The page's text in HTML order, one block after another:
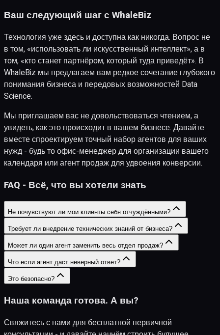
Ваш следующий шаг с WhaleBiz
Технология уже здесь и доступна как никогда. Вопрос не
в том, «использовать ли искусственный интеллект», а в
том, «кто станет партнёром, который туда приведёт». В
WhaleBiz мы предлагаем вам редкое сочетание глубокого
понимания бизнеса и передовых возможностей Data
Science.
Мы приглашаем вас не довольствоваться чтением, а
увидеть, как это происходит в вашем бизнесе. Давайте
вместе спроектируем точный набор агентов для ваших
нужд - будь то офис-менеджер для организации вашего
календаря или агент продаж для удвоения конверсии.
FAQ - Всё, что вы хотели знать
Не почувствуют ли мои клиенты себя отчуждёнными?
Требует ли внедрение технических знаний от бизнеса?
Может ли один агент заменить весь отдел продаж?
Что если агент даст неверный ответ?
Это безопасно?
Наша команда готова. А вы?
Свяжитесь с нами для бесплатной первичной